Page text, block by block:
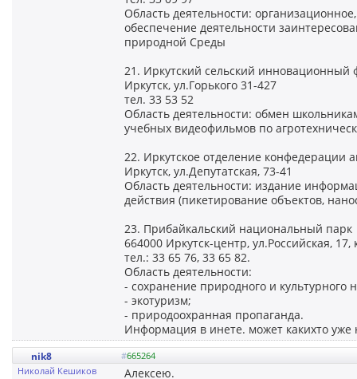
Область деятельности:
обеспечение деятельности
природной Среды
21. Иркутский сельский инновационный
Иркутск, ул.Горького 31-427
тел. 33 53 52
Область деятельности: обмен
учебных видеофильмов по
22. Иркутское отделение конфедерации
Иркутск, ул.Депутатская, 73-41
Область деятельности: издание
действия (пикетирование объектов,
23. Прибайкальский национальный парк
664000 Иркутск-центр, ул.Российская, 17,
тел.: 33 65 76, 33 65 82.
Область деятельности:
- сохранение природного и культурного
- экотуризм;
- природоохранная пропаганда.
Информация в инете. может какихто уже
nik8 #665264
Николай Кешиков
Алексею.